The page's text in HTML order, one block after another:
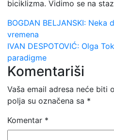
biciklizma. Vidimo se na
Navigacija
članaka
BOGDAN BELJANSKI: Neka
vremena
IVAN DESPOTOVIĆ: Olga
paradigme
Komentariši
Vaša email adresa neće biti
polja su označena sa *
Komentar *